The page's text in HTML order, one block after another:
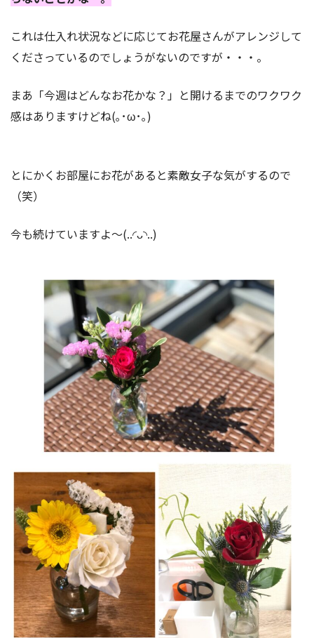
これは仕入れ状況などに応じてお花屋さんがアレンジして
くださっているのでしょうがないのですが・・・。
まあ「今週はどんなお花かな？」と開けるまでのワクワク
感はありますけどね(｡･ω･｡)
とにかくお部屋にお花があると素敵女子な気がするので
（笑）
今も続けていますよ〜‬(..◜ᴗ◝..)